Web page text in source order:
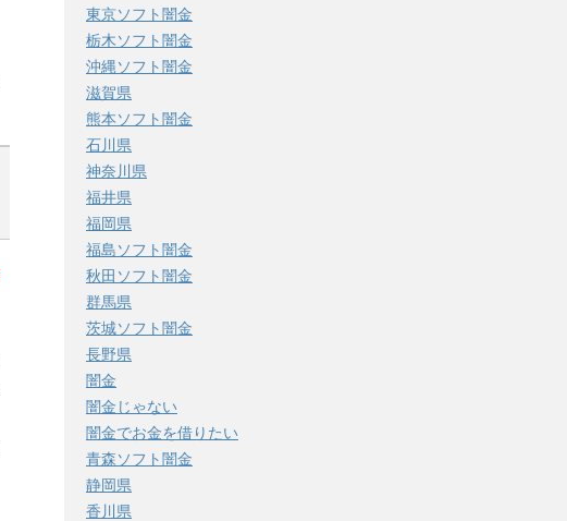
東京ソフト闇金
栃木ソフト闇金
沖縄ソフト闇金
滋賀県
熊本ソフト闇金
石川県
神奈川県
福井県
福岡県
福島ソフト闇金
秋田ソフト闇金
群馬県
茨城ソフト闇金
長野県
闇金
闇金じゃない
闇金でお金を借りたい
青森ソフト闇金
静岡県
香川県